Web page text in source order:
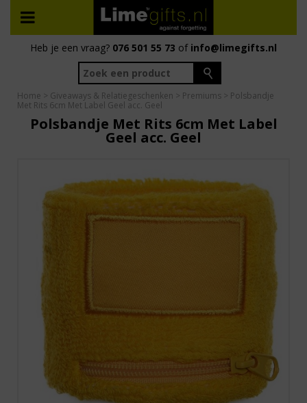
Heb je een vraag? 076 501 55 73 of info@limegifts.nl
Home > Giveaways & Relatiegeschenken > Premiums > Polsbandje
Met Rits 6cm Met Label Geel acc. Geel
Polsbandje Met Rits 6cm Met Label
Geel acc. Geel